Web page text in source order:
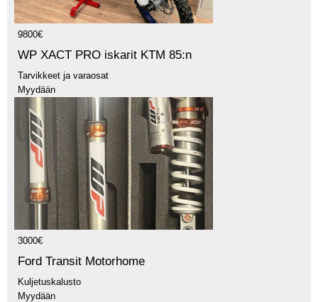
9800€
WP XACT PRO iskarit KTM 85:n
Tarvikkeet ja varaosat
Myydään
3000€
Ford Transit Motorhome
Kuljetuskalusto
Myydään